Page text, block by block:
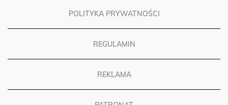
POLITYKA PRYWATNOŚCI
REGULAMIN
REKLAMA